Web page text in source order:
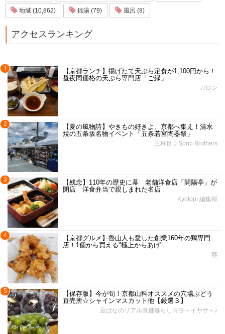
地域 (10,862) 銭湯 (79) 風呂 (8)
アクセスランキング
1
【京都ランチ】揚げたて天ぷら定食が1,100円から！
昼夜同価格の天ぷら専門店「ご縁」
ガロン
2
【夏の風物詩】やきもの好きよ、京都へ集え！清水
焼の五条坂名物イベント「五条若宮陶器祭」
三杯目 J Soup Brothers
3
【残念】110年の歴史に幕 老舗洋食店「開陽亭」が
閉店 洋食弁当で親しまれた名店
Kyotopi 編集部
4
【京都グルメ】魯山人も愛した創業160年の鶏専門
店！1個から買える"極上からあげ"
葵
5
【保存版】今が旬！京都山科オススメの穴場ぶどう
直売所☆シャインマスカット他【厳選３】
豆はなのリアル京都暮らし☆ヨ～イヤサ～♪